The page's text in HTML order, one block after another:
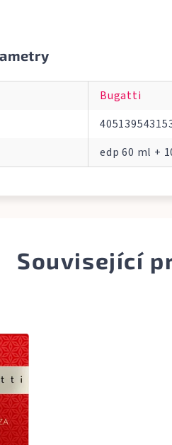
Bugatti
edp 60 ml +
Související